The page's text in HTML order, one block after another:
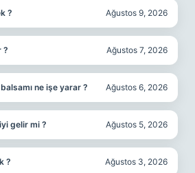
? Ağustos 9, 2026
? Ağustos 7, 2026
ne işe yarar ? Ağustos 6, 2026
gelir mi ? Ağustos 5, 2026
? Ağustos 3, 2026